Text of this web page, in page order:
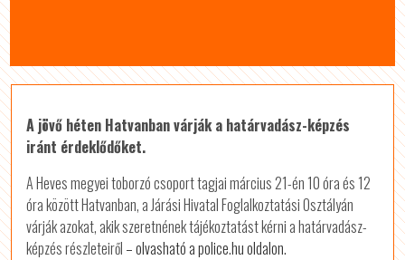
A jövő héten Hatvanban várják a határvadász-képzés
iránt érdeklődőket.
A Heves megyei toborzó csoport tagjai március 21-én 10 óra és 12
óra között Hatvanban, a Járási Hivatal Foglalkoztatási Osztályán
várják azokat, akik szeretnének tájékoztatást kérni a határvadász-
képzés részleteiről – olvasható a police.hu oldalon.